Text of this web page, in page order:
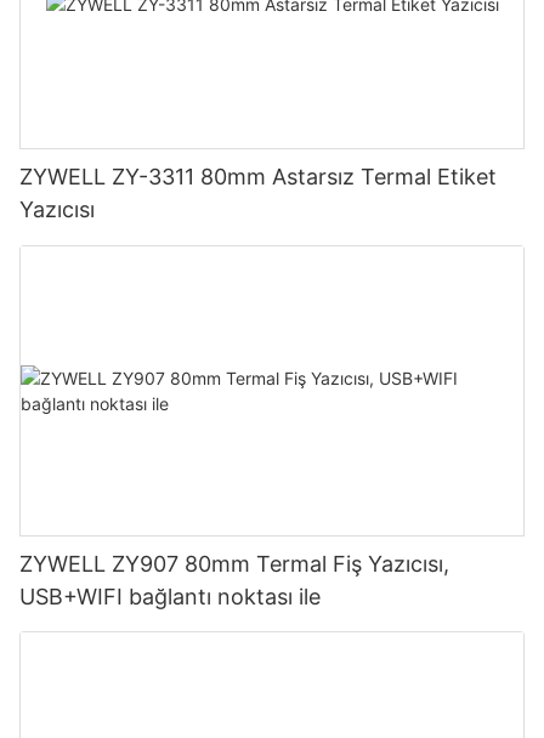
ZYWELL ZY-3311 80mm Astarsız Termal Etiket
Yazıcısı
ZYWELL ZY907 80mm Termal Fiş Yazıcısı,
USB+WIFI bağlantı noktası ile